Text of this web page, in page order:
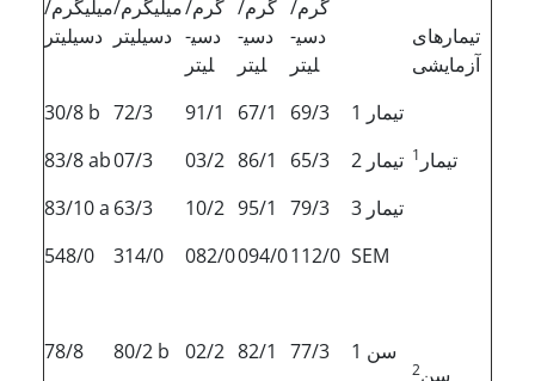
میلی­گرم/
دسی­لیتر
میلی­گرم/
دسی­لیتر
گرم/
دسی­
لیتر
گرم/
دسی­
لیتر
گرم/
دسی­
لیتر
تیمارهای
آزمایشی
30/8 b 72/3 91/1 67/1 69/3
تیمار 1
تیمار 2
تیمار 3
تیمار 1
83/8 ab07/3 03/2 86/1
65/3
83/10 a 63/3 10/2 95/1
79/3
548/0
314/0 082/0094/0112/0 SEM
78/8 80/2 b 02/2 82/1 77/3
سن 1
سن2